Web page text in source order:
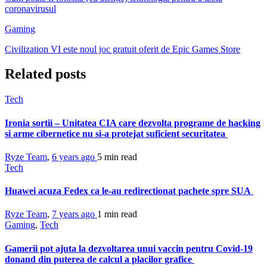
coronavirusul
Gaming
Civilization VI este noul joc gratuit oferit de Epic Games Store
Related posts
Tech
Ironia sortii – Unitatea CIA care dezvolta programe de hacking
si arme cibernetice nu si-a protejat suficient securitatea
Ryze Team, 6 years ago 5 min read
Tech
Huawei acuza Fedex ca le-au redirectionat pachete spre SUA
Ryze Team, 7 years ago 1 min read
Gaming, Tech
Gamerii pot ajuta la dezvoltarea unui vaccin pentru Covid-19
donand din puterea de calcul a placilor grafice